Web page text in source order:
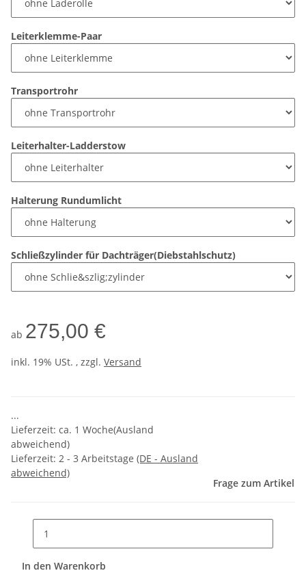
Leiterklemme-Paar
Transportrohr
Leiterhalter-Ladderstow
Halterung Rundumlicht
Schließzylinder für Dachträger(Diebstahlschutz)
ab 275,00 €
inkl. 19% USt. , zzgl. Versand
...
Lieferzeit: ca. 1 Woche(Ausland
abweichend)
Lieferzeit: 2 - 3 Arbeitstage (DE - Ausland
abweichend)
Frage zum Artikel
In den Warenkorb